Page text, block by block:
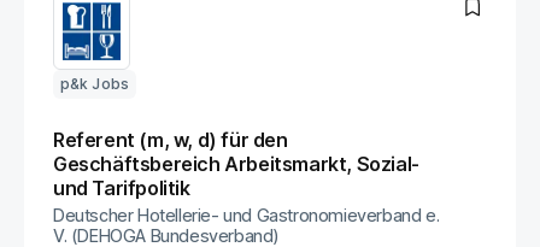
p&k Jobs
Referent (m, w, d) für den
Geschäftsbereich Arbeitsmarkt, Sozial-
und Tarifpolitik
Deutscher Hotellerie- und Gastronomieverband e.
V. (DEHOGA Bundesverband)